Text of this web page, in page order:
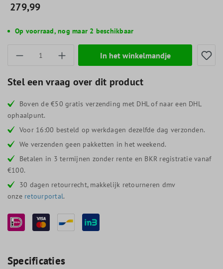
279,99
Op voorraad, nog maar 2 beschikbaar
Producthoeveelheid: Voer de gewenste
In het winkelmandje
Stel een vraag over dit product
Boven de €50 gratis verzending met DHL of naar een DHL
ophaalpunt.
Voor 16:00 besteld op werkdagen dezelfde dag verzonden.
We verzenden geen pakketten in het weekend.
Betalen in 3 termijnen zonder rente en BKR registratie vanaf
€100.
30 dagen retourrecht, makkelijk retourneren dmv
onze retourportal.
Specificaties